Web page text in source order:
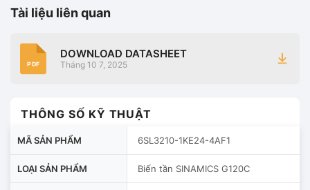
Tài liệu liên quan
PDF
DOWNLOAD DATASHEET
Tháng 10 7, 2025
THÔNG SỐ KỸ THUẬT
MÃ SẢN PHẨM 6SL3210-1KE24-4AF1
LOẠI SẢN PHẨM Biến tần SINAMICS G120C